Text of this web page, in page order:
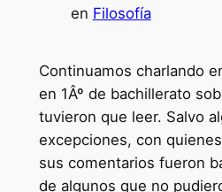
en Filosofía
Continuamos charlando
en 1Âº de bachillerato
tuvieron que leer. Salvo
excepciones, con
sus comentarios fueron
de algunos que no